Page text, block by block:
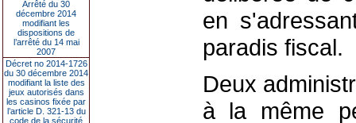
Arrêté du 30
décembre 2014
modifiant les
dispositions de
l’arrêté du 14 mai
2007
Décret no 2014-1726
du 30 décembre 2014
modifiant la liste des
jeux autorisés dans
les casinos fixée par
l’article D. 321-13 du
code de la sécurité
en
paradis fiscal.
Deux
à la même